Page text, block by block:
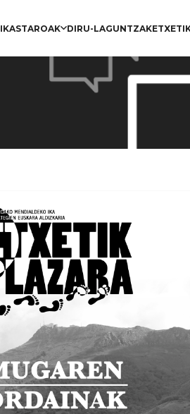
IKASTAROAK DIRU-LAGUNTZAK